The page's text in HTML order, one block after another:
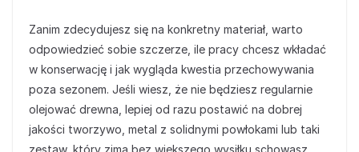
Zanim zdecydujesz się na konkretny materiał, warto
odpowiedzieć sobie szczerze, ile pracy chcesz wkładać
w konserwację i jak wygląda kwestia przechowywania
poza sezonem. Jeśli wiesz, że nie będziesz regularnie
olejować drewna, lepiej od razu postawić na dobrej
jakości tworzywo, metal z solidnymi powłokami lub taki
zestaw, który zimą bez większego wysiłku schowasz